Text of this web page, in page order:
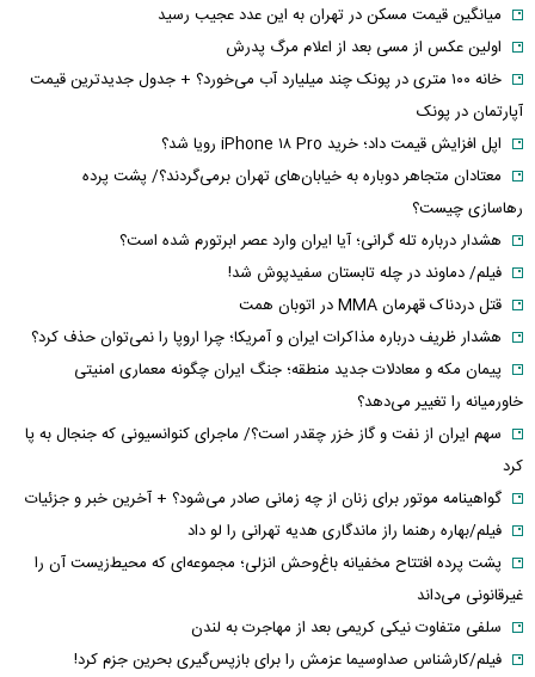
میانگین قیمت مسکن در تهران به این عدد عجیب رسید
اولین عکس از مسی بعد از اعلام مرگ پدرش
خانه ۱۰۰ متری در پونک چند میلیارد آب می‌خورد؟ + جدول جدیدترین قیمت
آپارتمان در پونک
اپل افزایش قیمت داد؛ خرید iPhone ۱۸ Pro رویا شد؟
معتادان متجاهر دوباره به خیابان‌های تهران برمی‌گردند؟/ پشت پرده
رهاسازی چیست؟
هشدار درباره تله گرانی؛ آیا ایران وارد عصر ابرتورم شده است؟
فیلم/ دماوند در چله تابستان سفیدپوش شد!
قتل دردناک قهرمان MMA در اتوبان همت
هشدار ظریف درباره مذاکرات ایران و آمریکا؛ چرا اروپا را نمی‌توان حذف کرد؟
پیمان مکه و معادلات جدید منطقه؛ جنگ ایران چگونه معماری امنیتی
خاورمیانه را تغییر می‌دهد؟
سهم ایران از نفت و گاز خزر چقدر است؟/ ماجرای کنوانسیونی که جنجال به پا
کرد
گواهینامه موتور برای زنان از چه زمانی صادر می‌شود؟ + آخرین خبر و جزئیات
فیلم/بهاره رهنما راز ماندگاری هدیه تهرانی را لو داد
پشت پرده افتتاح مخفیانه باغ‌وحش انزلی؛ مجموعه‌ای که محیط‌زیست آن را
غیرقانونی می‌داند
سلفی متفاوت نیکی کریمی بعد از مهاجرت به لندن
فیلم/کارشناس صداوسیما عزمش را برای بازپس‌گیری بحرین جزم کرد!